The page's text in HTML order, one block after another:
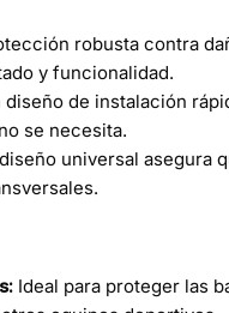
robusta contra
y funcionalidad.
diseño de instalación
se necesita.
universal asegura
Ideal para proteger las